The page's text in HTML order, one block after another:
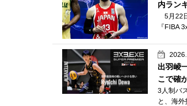
内ラン
5月22
『FIBA
出羽崚
こで確
3人制バ
と、海